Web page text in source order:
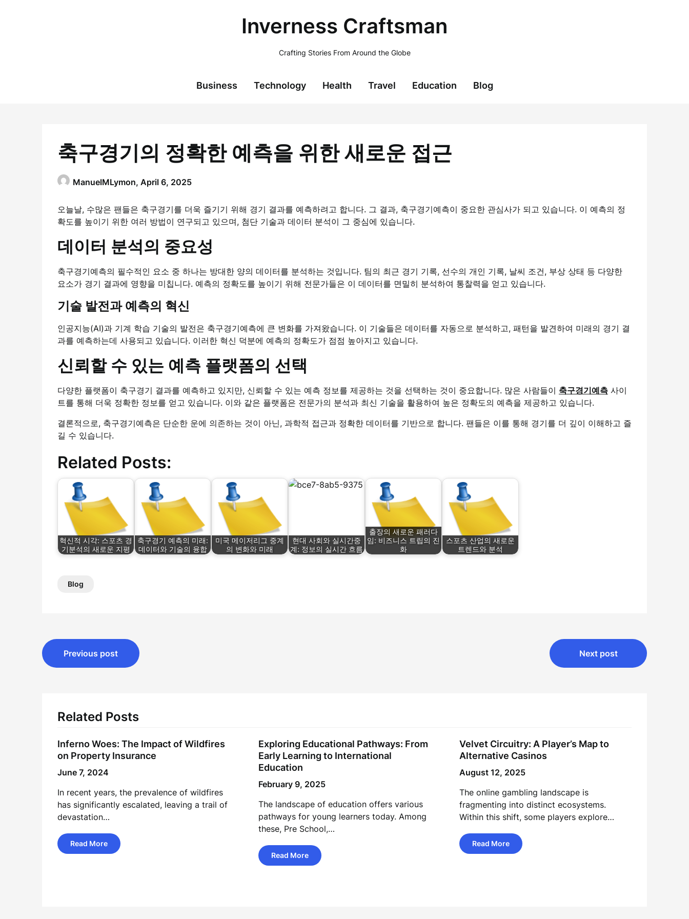
Inverness Craftsman
Crafting Stories From Around the Globe
Business Technology Health Travel Education Blog
축구경기의 정확한 예측을 위한 새로운 접근
ManuelMLymon, April 6, 2025
오늘날, 수많은 팬들은 축구경기를 더욱 즐기기 위해 경기 결과를 예측하려고 합니다. 그 결과, 축구경기예측이 중요한 관심사가 되고 있습니다. 이 예측의 정
확도를 높이기 위한 여러 방법이 연구되고 있으며, 첨단 기술과 데이터 분석이 그 중심에 있습니다.
데이터 분석의 중요성
축구경기예측의 필수적인 요소 중 하나는 방대한 양의 데이터를 분석하는 것입니다. 팀의 최근 경기 기록, 선수의 개인 기록, 날씨 조건, 부상 상태 등 다양한
요소가 경기 결과에 영향을 미칩니다. 예측의 정확도를 높이기 위해 전문가들은 이 데이터를 면밀히 분석하여 통찰력을 얻고 있습니다.
기술 발전과 예측의 혁신
인공지능(AI)과 기계 학습 기술의 발전은 축구경기예측에 큰 변화를 가져왔습니다. 이 기술들은 데이터를 자동으로 분석하고, 패턴을 발견하여 미래의 경기 결
과를 예측하는데 사용되고 있습니다. 이러한 혁신 덕분에 예측의 정확도가 점점 높아지고 있습니다.
신뢰할 수 있는 예측 플랫폼의 선택
다양한 플랫폼이 축구경기 결과를 예측하고 있지만, 신뢰할 수 있는 예측 정보를 제공하는 것을 선택하는 것이 중요합니다. 많은 사람들이 축구경기예측 사이
트를 통해 더욱 정확한 정보를 얻고 있습니다. 이와 같은 플랫폼은 전문가의 분석과 최신 기술을 활용하여 높은 정확도의 예측을 제공하고 있습니다.
결론적으로, 축구경기예측은 단순한 운에 의존하는 것이 아닌, 과학적 접근과 정확한 데이터를 기반으로 합니다. 팬들은 이를 통해 경기를 더 깊이 이해하고 즐
길 수 있습니다.
Related Posts:
혁신적 시각: 스포츠 경
기분석의 새로운 지평
축구경기 예측의 미래:
데이터와 기술의 융합
미국 메이저리그 중계
의 변화와 미래
현대 사회와 실시간중
계: 정보의 실시간 흐름
출장의 새로운 패러다
임: 비즈니스 트립의 진
화
스포츠 산업의 새로운
트렌드와 분석
Blog
Post
navigation
Previous post Next post
Related Posts
Inferno Woes: The Impact of Wildfires
on Property Insurance
June 7, 2024
In recent years, the prevalence of wildfires
has significantly escalated, leaving a trail of
devastation…
Read More
Exploring Educational Pathways: From
Early Learning to International
Education
February 9, 2025
The landscape of education offers various
pathways for young learners today. Among
these, Pre School,…
Read More
Velvet Circuitry: A Player’s Map to
Alternative Casinos
August 12, 2025
The online gambling landscape is
fragmenting into distinct ecosystems.
Within this shift, some players explore…
Read More